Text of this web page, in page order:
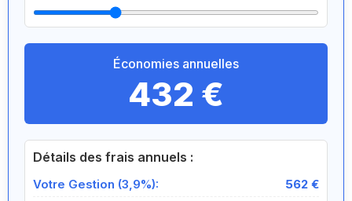
Économies annuelles
432 €
Détails des frais annuels :
Votre Gestion (3,9%):
562 €